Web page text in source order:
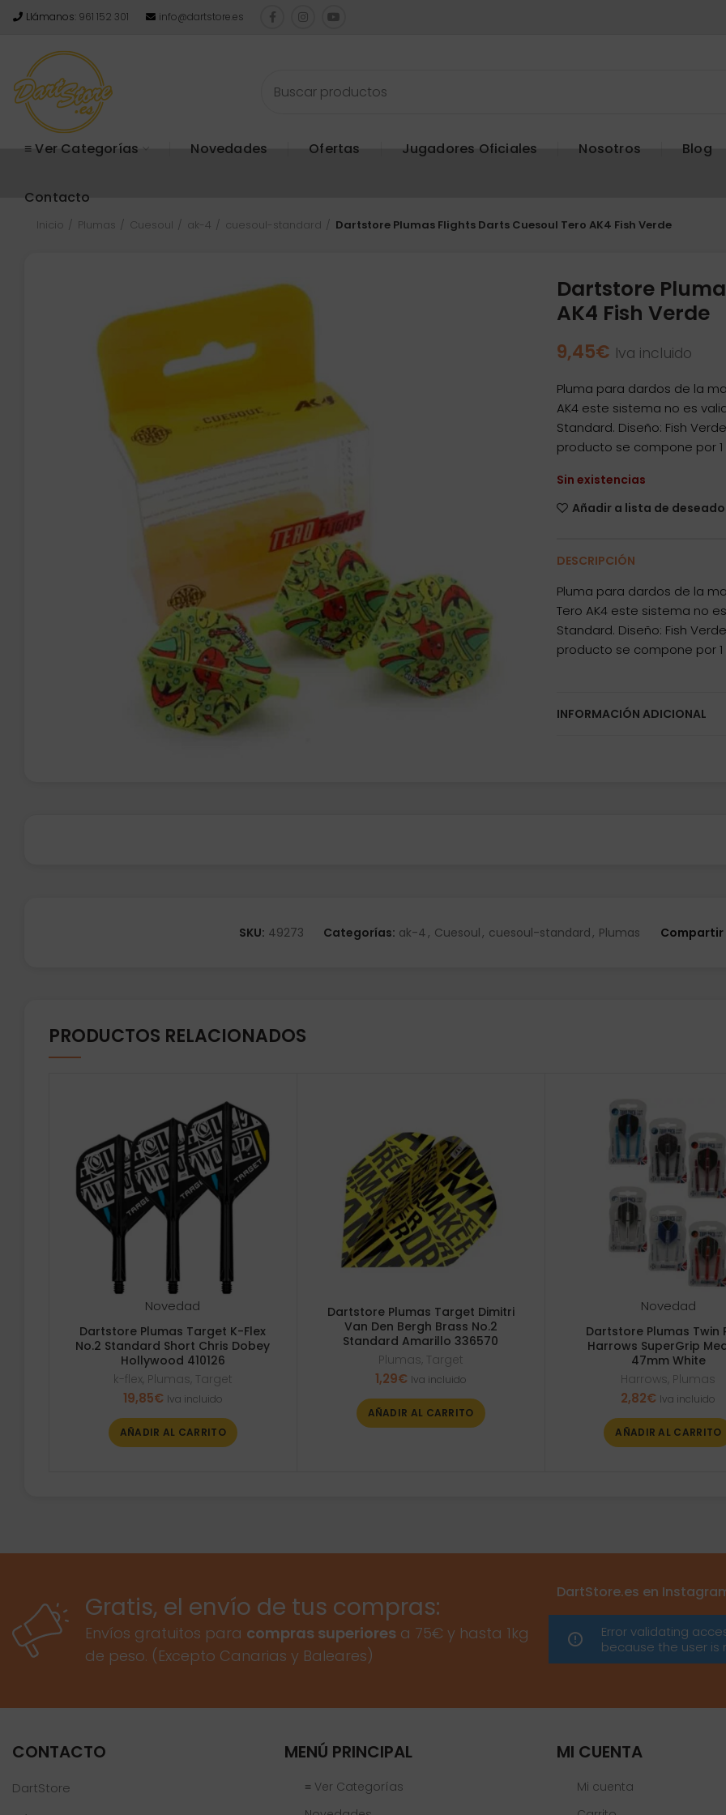
Llámanos: 961 152 301 info@dartstore.es
≡ Ver Categorías Novedades Ofertas Jugadores Oficiales Nosotros Blog
Contacto
Inicio Plumas Cuesoul ak-4 cuesoul-standard Dartstore Plumas Flights Darts Cuesoul Tero AK4 Fish Verde
Dartstore
AK4 Fish Verde
9,45€ Iva incluido
Pluma para dardos de la
AK4 este sistema no es
Standard. Diseño: Fish
producto se compone por 1
Sin existencias
Añadir a lista de
DESCRIPCIÓN
Pluma para dardos de la
Tero AK4 este sistema no
Standard. Diseño: Fish
producto se compone por 1
INFORMACIÓN ADICIONAL
SKU: 49273 Categorías: ak-4, Cuesoul, cuesoul-standard, Plumas Compartir
PRODUCTOS RELACIONADOS
Novedad
Dartstore Plumas Target K-Flex
No.2 Standard Short Chris Dobey
Hollywood 410126
k-flex, Plumas, Target
19,85€ Iva incluido
AÑADIR AL CARRITO
Dartstore Plumas Target Dimitri
Van Den Bergh Brass No.2
Standard Amarillo 336570
Plumas, Target
1,29€ Iva incluido
AÑADIR AL CARRITO
Novedad
Dartstore Plumas Twin
Harrows SuperGrip
47mm White
Harrows, Plumas
2,82€ Iva incluido
AÑADIR AL CARRITO
Gratis, el envío de tus compras:
Envíos gratuitos para compras superiores a 75€ y hasta 1kg
de peso. (Excepto Canarias y Baleares)
DartStore.es en
Error validating
because the user is
CONTACTO
DartStore
MENÚ PRINCIPAL
≡ Ver Categorías
MI CUENTA
Mi cuenta